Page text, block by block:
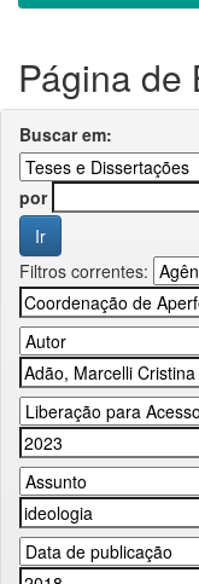
Página de
Buscar em:
por
Filtros correntes: